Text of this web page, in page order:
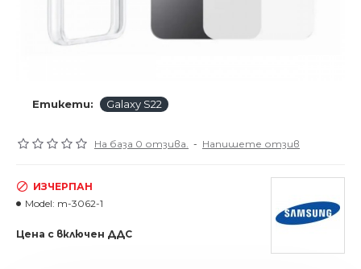
Етикети: Galaxy S22
На база 0 отзива. - Напишете отзив
ИЗЧЕРПАН
Model: m-3062-1
Цена с включен ДДС